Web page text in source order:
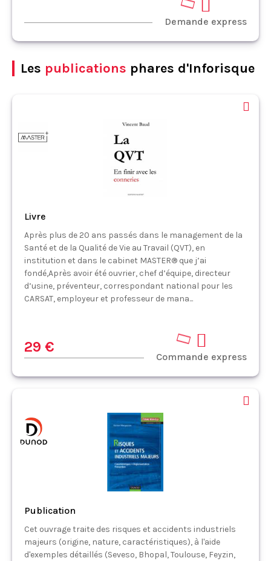
Demande express
Les publications phares d'Inforisque
Livre
Après plus de 20 ans passés dans le management de la
Santé et de la Qualité de Vie au Travail (QVT), en
institution et dans le cabinet MASTER® que j’ai
fondé,Après avoir été ouvrier, chef d’équipe, directeur
d’usine, préventeur, correspondant national pour les
CARSAT, employeur et professeur de mana...
29 €
Commande express
Publication
Cet ouvrage traite des risques et accidents industriels
majeurs (origine, nature, caractéristiques), à l'aide
d'exemples détaillés (Seveso, Bhopal, Toulouse, Feyzin,